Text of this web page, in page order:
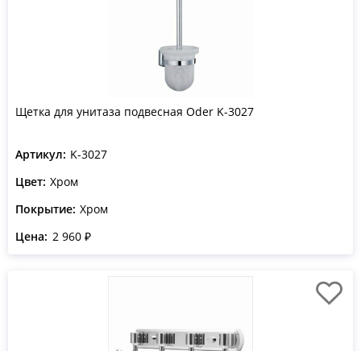
Щетка для унитаза подвесная Oder K-3027
Артикул: K-3027
Цвет: Хром
Покрытие: Хром
Цена: 2 960 ₽